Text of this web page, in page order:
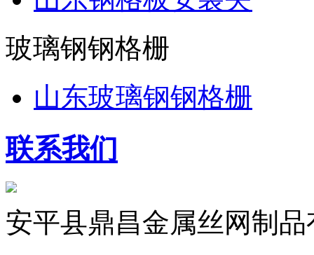
玻璃钢钢格栅
山东玻璃钢钢格栅
联系我们
安平县鼎昌金属丝网制